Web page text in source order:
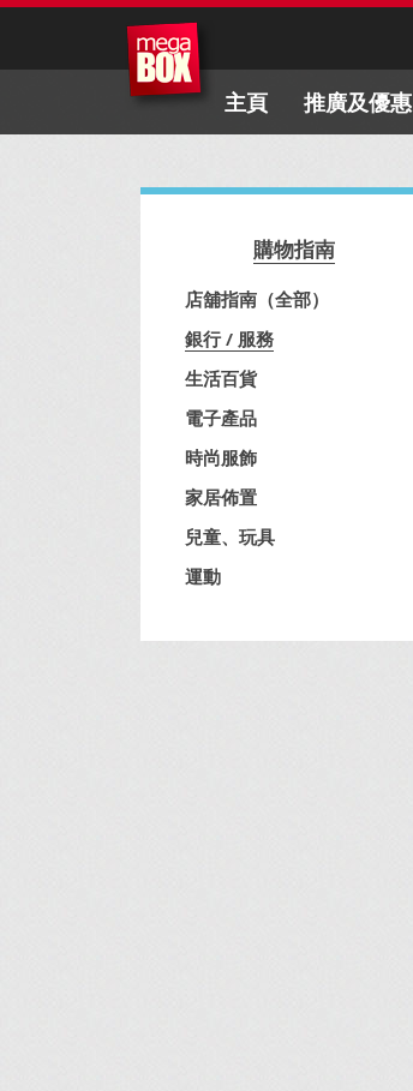
主頁 推廣及優惠
購物指南
店舖指南（全部）
銀行 / 服務
生活百貨
電子產品
時尚服飾
家居佈置
兒童、玩具
運動